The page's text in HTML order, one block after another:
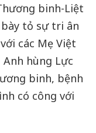
binh-Liệt
tỏ sự tri ân
các Mẹ Việt
hùng Lực
binh, bệnh
có công với